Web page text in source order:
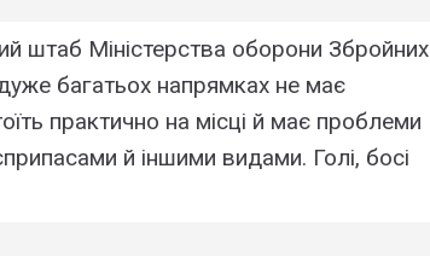
штаб Міністерства оборони Збройних
багатьох напрямках не має
практично на місці й має проблеми
й іншими видами. Голі, босі